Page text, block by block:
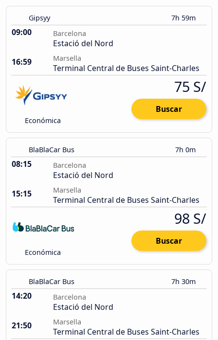
Gipsyy 7h 59m
09:00 Barcelona
Estació del Nord
16:59
Marsella
Terminal Central de Buses Saint-Charles
Económica
75 S/
Buscar
BlaBlaCar Bus 7h 0m
08:15 Barcelona
Estació del Nord
15:15
Marsella
Terminal Central de Buses Saint-Charles
Económica
98 S/
Buscar
BlaBlaCar Bus 7h 30m
14:20 Barcelona
Estació del Nord
21:50
Marsella
Terminal Central de Buses Saint-Charles